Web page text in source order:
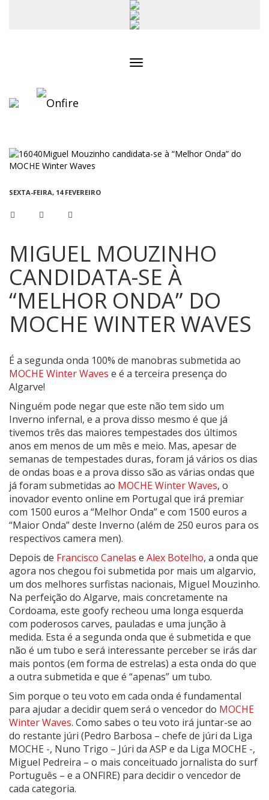
SEXTA-FEIRA, 14 FEVEREIRO
MIGUEL MOUZINHO
CANDIDATA-SE À
“MELHOR ONDA” DO
MOCHE WINTER WAVES
É a segunda onda 100% de manobras submetida ao
MOCHE Winter Waves e é a terceira presença do
Algarve!
Ninguém pode negar que este não tem sido um
Inverno infernal, e a prova disso mesmo é que já
tivemos três das maiores tempestades dos últimos
anos em menos de um mês e meio. Mas, apesar de
semanas de tempestades duras, foram já vários os dias
de ondas boas e a prova disso são as várias ondas que
já foram submetidas ao MOCHE Winter Waves, o
inovador evento online em Portugal que irá premiar
com 1500 euros a “Melhor Onda” e com 1500 euros a
“Maior Onda” deste Inverno (além de 250 euros para os
respectivos camera men).
Depois de Francisco Canelas e Alex Botelho, a onda que
agora nos chegou foi submetida por mais um algarvio,
um dos melhores surfistas nacionais, Miguel Mouzinho.
Na perfeição do Algarve, mais concretamente na
Cordoama, este goofy recheou uma longa esquerda
com poderosos carves, pauladas e uma junção à
medida. Esta é a segunda onda que é submetida e que
não é um tubo e será interessante perceber se irás dar
mais pontos (em forma de estrelas) a esta onda do que
a outra submetida e que é “apenas” um tubo.
Sim porque o teu voto em cada onda é fundamental
para ajudar a decidir quem será o vencedor do MOCHE
Winter Waves. Como sabes o teu voto irá juntar-se ao
do restante júri (Pedro Barbosa – chefe de júri da Liga
MOCHE -, Nuno Trigo – Júri da ASP e da Liga MOCHE -,
Miguel Pedreira – o mais conceituado jornalista do surf
Português – e a ONFIRE) para decidir o vencedor de
cada categoria.